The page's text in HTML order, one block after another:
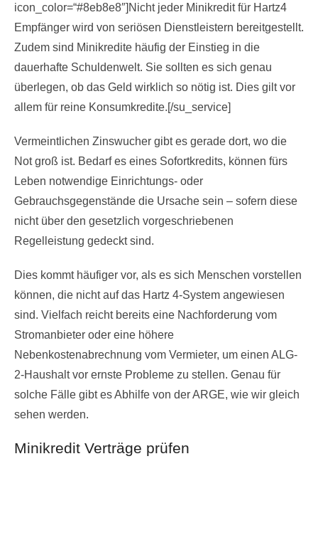
icon_color=“#8eb8e8″]Nicht jeder Minikredit für Hartz4
Empfänger wird von seriösen Dienstleistern bereitgestellt.
Zudem sind Minikredite häufig der Einstieg in die
dauerhafte Schuldenwelt. Sie sollten es sich genau
überlegen, ob das Geld wirklich so nötig ist. Dies gilt vor
allem für reine Konsumkredite.[/su_service]
Vermeintlichen Zinswucher gibt es gerade dort, wo die
Not groß ist. Bedarf es eines Sofortkredits, können fürs
Leben notwendige Einrichtungs- oder
Gebrauchsgegenstände die Ursache sein – sofern diese
nicht über den gesetzlich vorgeschriebenen
Regelleistung gedeckt sind.
Dies kommt häufiger vor, als es sich Menschen vorstellen
können, die nicht auf das Hartz 4-System angewiesen
sind. Vielfach reicht bereits eine Nachforderung vom
Stromanbieter oder eine höhere
Nebenkostenabrechnung vom Vermieter, um einen ALG-
2-Haushalt vor ernste Probleme zu stellen. Genau für
solche Fälle gibt es Abhilfe von der ARGE, wie wir gleich
sehen werden.
Minikredit Verträge prüfen